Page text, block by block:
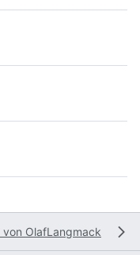
von OlafLangmack